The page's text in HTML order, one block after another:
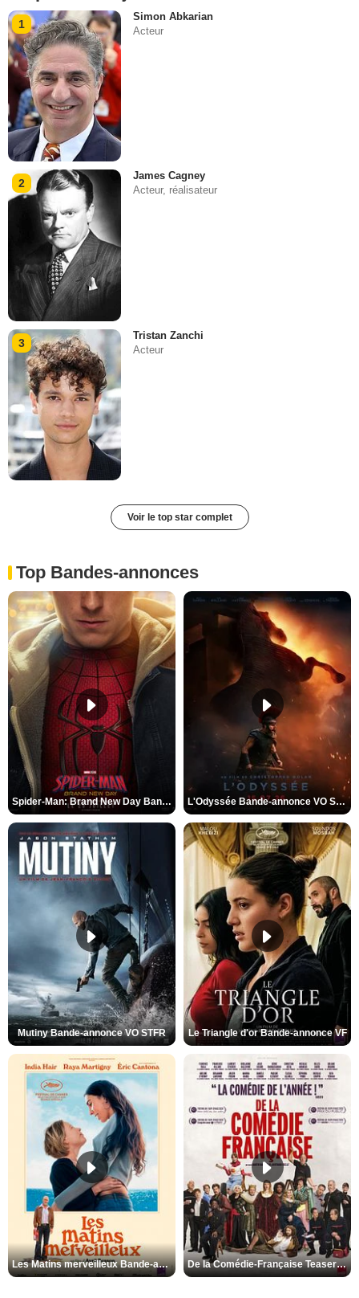
1
Simon Abkarian
Acteur
2
James Cagney
Acteur, réalisateur
3
Tristan Zanchi
Acteur
Voir le top star complet
Top Bandes-annonces
Spider-Man: Brand New Day Bande-annonce VO STFR L'Odyssée Bande-annonce VO STFR
Mutiny Bande-annonce VO STFR Le Triangle d'or Bande-annonce VF
Les Matins merveilleux Bande-annonce VF De la Comédie-Française Teaser VF